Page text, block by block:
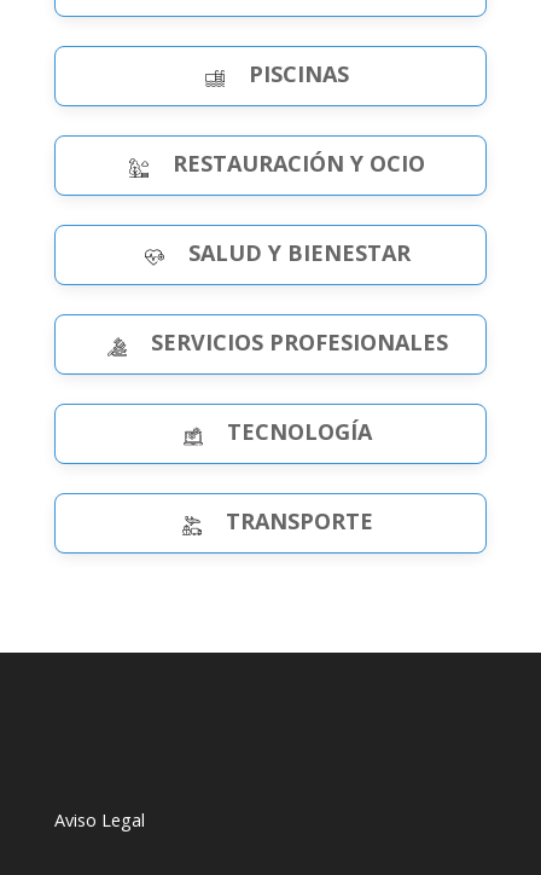
PISCINAS
RESTAURACIÓN Y OCIO
SALUD Y BIENESTAR
SERVICIOS PROFESIONALES
TECNOLOGÍA
TRANSPORTE
Aviso Legal